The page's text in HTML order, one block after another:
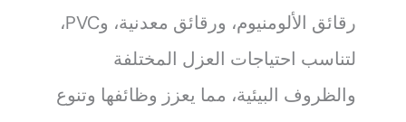
رقائق الألومنيوم، ورقائق معدنية، وPVC،
لتناسب احتياجات العزل المختلفة
والظروف البيئية، مما يعزز وظائفها وتنوع